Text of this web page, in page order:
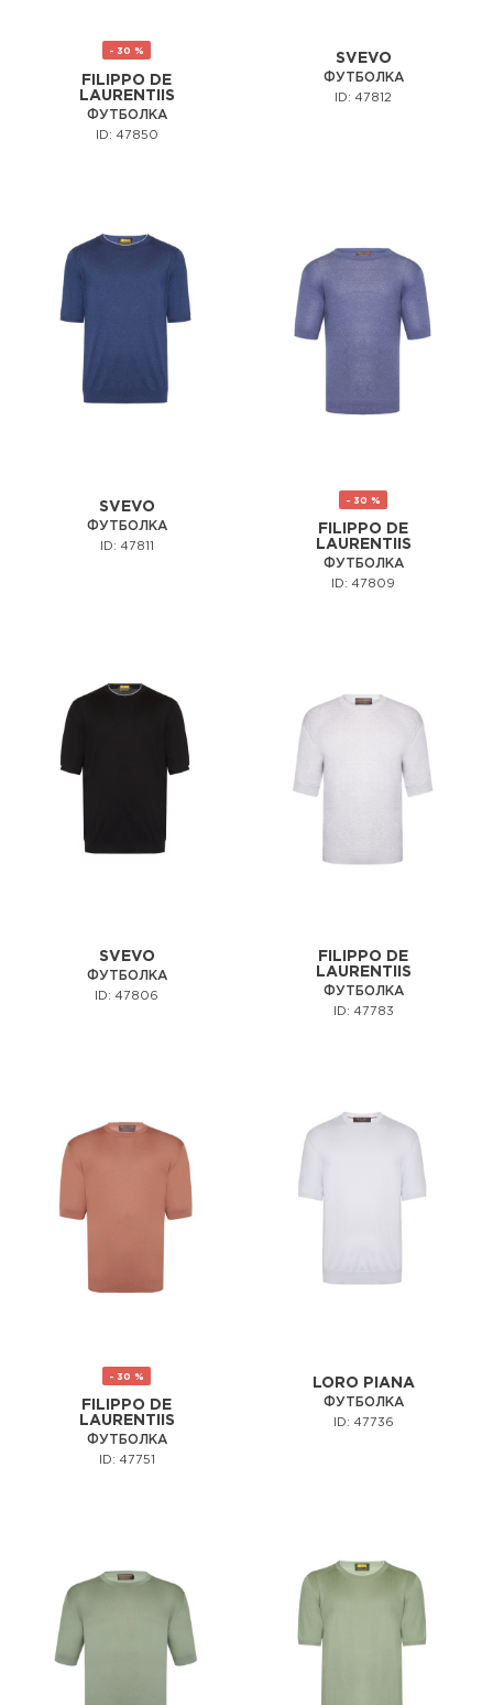
- 30 %
FILIPPO DE
LAURENTIIS
ФУТБОЛКА
ID: 47850
SVEVO
ФУТБОЛКА
ID: 47812
SVEVO
ФУТБОЛКА
ID: 47811
- 30 %
FILIPPO DE
LAURENTIIS
ФУТБОЛКА
ID: 47809
SVEVO
ФУТБОЛКА
ID: 47806
FILIPPO DE
LAURENTIIS
ФУТБОЛКА
ID: 47783
- 30 %
FILIPPO DE
LAURENTIIS
ФУТБОЛКА
ID: 47751
LORO PIANA
ФУТБОЛКА
ID: 47736